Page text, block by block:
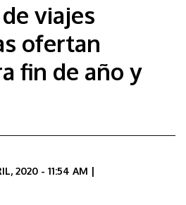
viajes
ofertan
fin de año y
2020 - 11:54 AM |